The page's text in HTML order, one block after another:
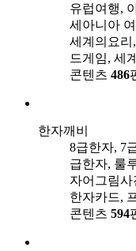
유럽여행,
세아니아
세계의요리
드게임, 세
콘텐츠 486
한자깨비
8급한자, 7
급한자, 룰
자어그림
한자카드,
콘텐츠 594